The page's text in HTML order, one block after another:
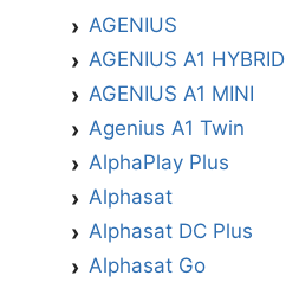
AGENIUS
AGENIUS A1 HYBRID
AGENIUS A1 MINI
Agenius A1 Twin
AlphaPlay Plus
Alphasat
Alphasat DC Plus
Alphasat Go